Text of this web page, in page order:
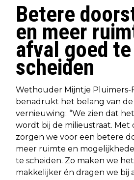
Betere
en meer
afval goed te
scheiden
Wethouder Mijntje Pluimers-
benadrukt het belang van de
vernieuwing: “We zien dat
wordt bij de milieustraat. Met
zorgen we voor een betere
meer ruimte en
te scheiden. Zo maken we
makkelijker én dragen we bij